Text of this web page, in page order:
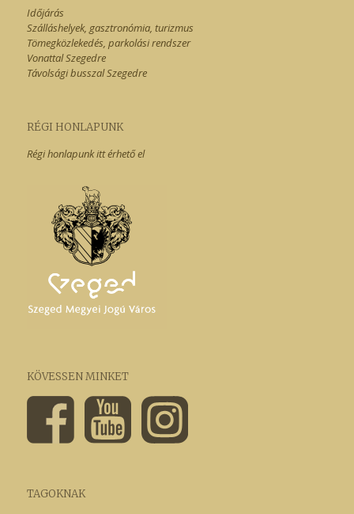
Időjárás
Szálláshelyek, gasztronómia, turizmus
Tömegközlekedés, parkolási rendszer
Vonattal Szegedre
Távolsági busszal Szegedre
RÉGI HONLAPUNK
Régi honlapunk itt érhető el
KÖVESSEN MINKET
TAGOKNAK